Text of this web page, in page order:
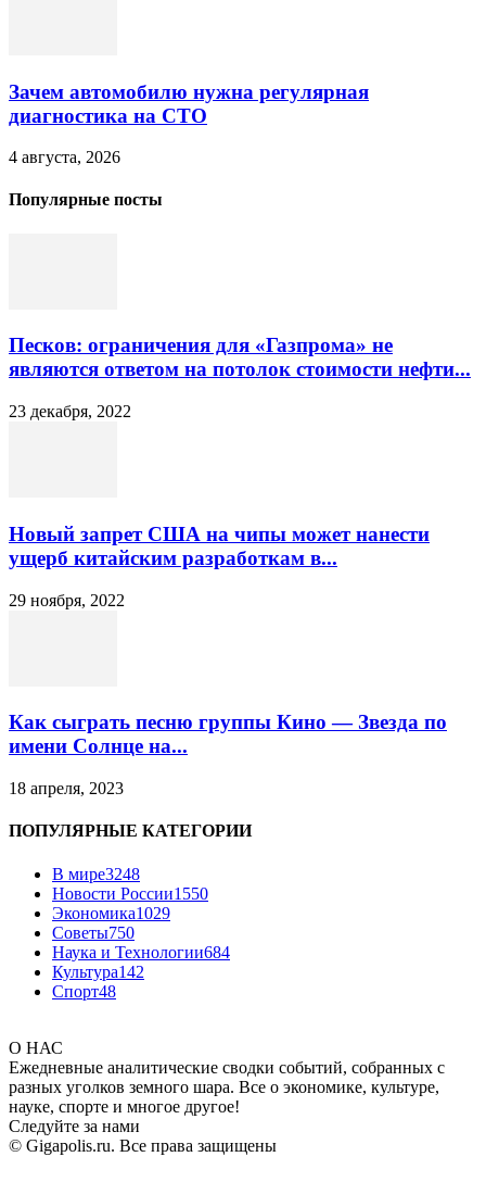
Зачем автомобилю нужна регулярная
диагностика на СТО
4 августа, 2026
Популярные посты
Песков: ограничения для «Газпрома» не
являются ответом на потолок стоимости нефти...
23 декабря, 2022
Новый запрет США на чипы может нанести
ущерб китайским разработкам в...
29 ноября, 2022
Как сыграть песню группы Кино — Звезда по
имени Солнце на...
18 апреля, 2023
ПОПУЛЯРНЫЕ КАТЕГОРИИ
В мире3248
Новости России1550
Экономика1029
Советы750
Наука и Технологии684
Культура142
Спорт48
О НАС
Ежедневные аналитические сводки событий, собранных с
разных уголков земного шара. Все о экономике, культуре,
науке, спорте и многое другое!
Следуйте за нами
© Gigapolis.ru. Все права защищены